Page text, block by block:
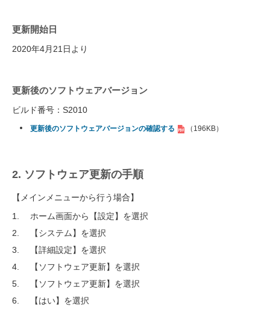
更新開始日
2020年4月21日より
更新後のソフトウェアバージョン
ビルド番号：S2010
更新後のソフトウェアバージョンの確認する （196KB）
2. ソフトウェア更新の手順
【メインメニューから行う場合】
ホーム画面から【設定】を選択
【システム】を選択
【詳細設定】を選択
【ソフトウェア更新】を選択
【ソフトウェア更新】を選択
【はい】を選択